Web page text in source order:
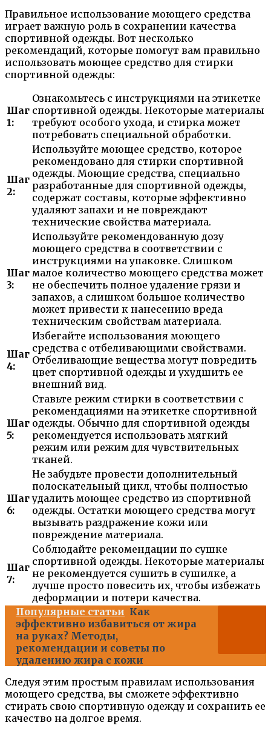
Правильное использование моющего средства
играет важную роль в сохранении качества
спортивной одежды. Вот несколько
рекомендаций, которые помогут вам правильно
использовать моющее средство для стирки
спортивной одежды:
Шаг
1:
Ознакомьтесь с инструкциями на этикетке
спортивной одежды. Некоторые материалы
требуют особого ухода, и стирка может
потребовать специальной обработки.
Шаг
2:
Используйте моющее средство, которое
рекомендовано для стирки спортивной
одежды. Моющие средства, специально
разработанные для спортивной одежды,
содержат составы, которые эффективно
удаляют запахи и не повреждают
технические свойства материала.
Шаг
3:
Используйте рекомендованную дозу
моющего средства в соответствии с
инструкциями на упаковке. Слишком
малое количество моющего средства может
не обеспечить полное удаление грязи и
запахов, а слишком большое количество
может привести к нанесению вреда
техническим свойствам материала.
Шаг
4:
Избегайте использования моющего
средства с отбеливающими свойствами.
Отбеливающие вещества могут повредить
цвет спортивной одежды и ухудшить ее
внешний вид.
Шаг
5:
Ставьте режим стирки в соответствии с
рекомендациями на этикетке спортивной
одежды. Обычно для спортивной одежды
рекомендуется использовать мягкий
режим или режим для чувствительных
тканей.
Шаг
6:
Не забудьте провести дополнительный
полоскательный цикл, чтобы полностью
удалить моющее средство из спортивной
одежды. Остатки моющего средства могут
вызывать раздражение кожи или
повреждение материала.
Шаг
7:
Соблюдайте рекомендации по сушке
спортивной одежды. Некоторые материалы
не рекомендуется сушить в сушилке, а
лучше просто повесить их, чтобы избежать
деформации и потери качества.
Популярные статьи Как
эффективно избавиться от жира
на руках? Методы,
рекомендации и советы по
удалению жира с кожи
Следуя этим простым правилам использования
моющего средства, вы сможете эффективно
стирать свою спортивную одежду и сохранить ее
качество на долгое время.